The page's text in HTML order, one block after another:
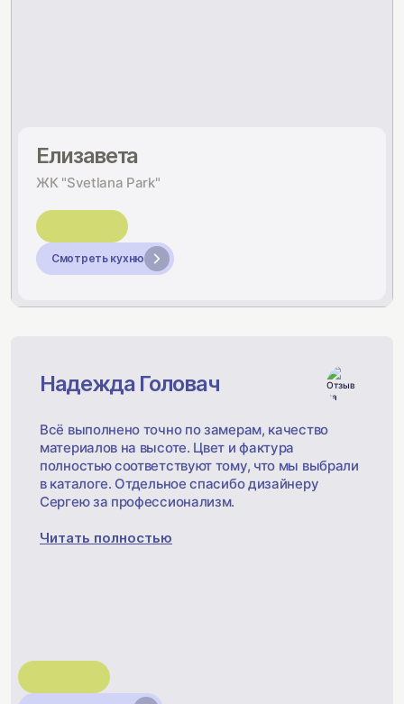
Елизавета
ЖК "Svetlana Park"
Смотреть кухню
Надежда Головач
Всё выполнено точно по замерам, качество
материалов на высоте. Цвет и фактура
полностью соответствуют тому, что мы выбрали
в каталоге. Отдельное спасибо дизайнеру
Сергею за профессионализм.
Читать полностью